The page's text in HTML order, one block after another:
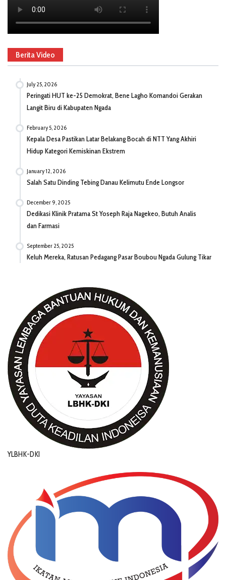
Berita Video
July 25, 2026
Peringati HUT ke-25 Demokrat, Bene Lagho Komandoi Gerakan
Langit Biru di Kabupaten Ngada
February 5, 2026
Kepala Desa Pastikan Latar Belakang Bocah di NTT Yang Akhiri
Hidup Kategori Kemiskinan Ekstrem
January 12, 2026
Salah Satu Dinding Tebing Danau Kelimutu Ende Longsor
December 9, 2025
Dedikasi Klinik Pratama St Yoseph Raja Nagekeo, Butuh Analis
dan Farmasi
September 25, 2025
Keluh Mereka, Ratusan Pedagang Pasar Boubou Ngada Gulung Tikar
YLBHK-DKI